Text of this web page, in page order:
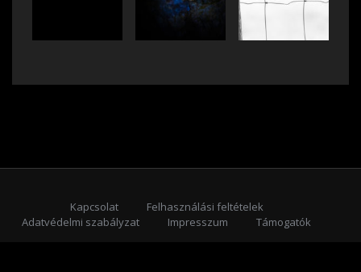
Kapcsolat
Felhasználási feltételek
Adatvédelmi szabályzat
Impresszum
Támogatók